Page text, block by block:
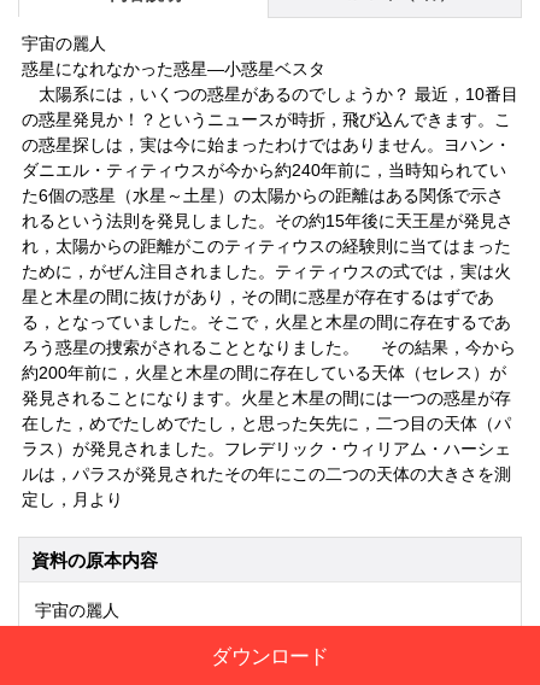
宇宙の麗人
惑星になれなかった惑星―小惑星ベスタ
太陽系には，いくつの惑星があるのでしょうか？ 最近，10番目
の惑星発見か！？というニュースが時折，飛び込んできます。こ
の惑星探しは，実は今に始まったわけではありません。ヨハン・
ダニエル・ティティウスが今から約240年前に，当時知られてい
た6個の惑星（水星～土星）の太陽からの距離はある関係で示さ
れるという法則を発見しました。その約15年後に天王星が発見さ
れ，太陽からの距離がこのティティウスの経験則に当てはまった
ために，がぜん注目されました。ティティウスの式では，実は火
星と木星の間に抜けがあり，その間に惑星が存在するはずであ
る，となっていました。そこで，火星と木星の間に存在するであ
ろう惑星の捜索がされることとなりました。 その結果，今から
約200年前に，火星と木星の間に存在している天体（セレス）が
発見されることになります。火星と木星の間には一つの惑星が存
在した，めでたしめでたし，と思った矢先に，二つ目の天体（パ
ラス）が発見されました。フレデリック・ウィリアム・ハーシェ
ルは，パラスが発見されたその年にこの二つの天体の大きさを測
定し，月より
資料の原本内容
宇宙の麗人
太陽系には，いくつの惑星があるのでしょうか？ 最近，10
ダウンロード